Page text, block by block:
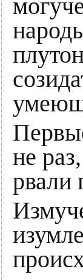
не
рвали